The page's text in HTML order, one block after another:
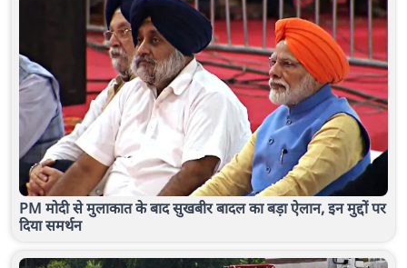
PM मोदी से मुलाकात के बाद सुखबीर बादल का बड़ा ऐलान, इन मुद्दों पर
दिया समर्थन